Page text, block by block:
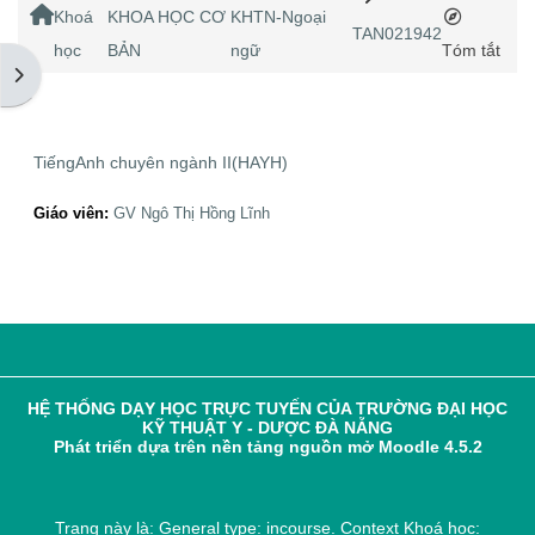
Mở ngăn kéo tài liệu
Home
Khoá
học
KHOA HỌC CƠ
BẢN
KHTN-Ngoại
ngữ
TAN021942
Tóm tắt
TiếngAnh chuyên ngành II(HAYH)
Giáo viên: GV Ngô Thị Hồng Lĩnh
HỆ THỐNG DẠY HỌC TRỰC TUYẾN CỦA TRƯỜNG ĐẠI HỌC
KỸ THUẬT Y - DƯỢC ĐÀ NẴNG
Phát triển dựa trên nền tảng nguồn mở Moodle 4.5.2
Trang này là: General type: incourse. Context Khoá học: